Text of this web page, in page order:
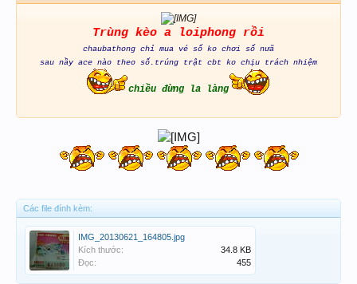
Trùng kèo a loiphong rồi
chaubathong chỉ mua vé số ko chơi số nưã
sau nầy ace nào theo số.trúng trật cbt ko chịu trách nhiệm
chiều đừng la làng
Các file đính kèm:
IMG_20130621_164805.jpg
Kích thước:
34.8 KB
Đọc:
455